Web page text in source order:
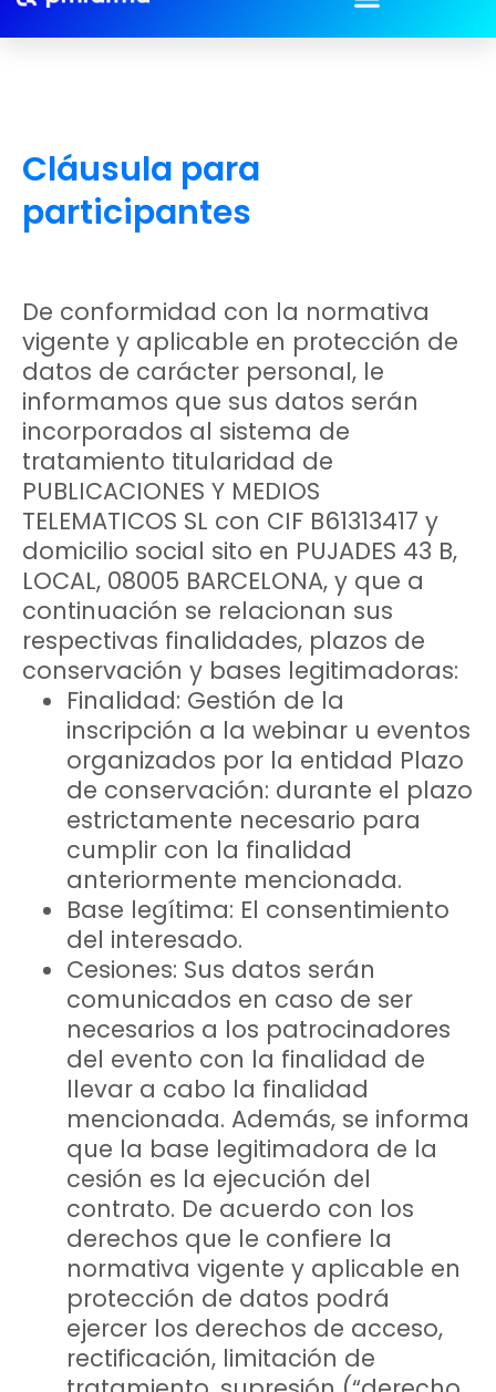
Cláusula para
participantes
De conformidad con la normativa
vigente y aplicable en protección de
datos de carácter personal, le
informamos que sus datos serán
incorporados al sistema de
tratamiento titularidad de
PUBLICACIONES Y MEDIOS
TELEMATICOS SL con CIF B61313417 y
domicilio social sito en PUJADES 43 B,
LOCAL, 08005 BARCELONA, y que a
continuación se relacionan sus
respectivas finalidades, plazos de
conservación y bases legitimadoras:
Finalidad: Gestión de la
inscripción a la webinar u eventos
organizados por la entidad Plazo
de conservación: durante el plazo
estrictamente necesario para
cumplir con la finalidad
anteriormente mencionada.
Base legítima: El consentimiento
del interesado.
Cesiones: Sus datos serán
comunicados en caso de ser
necesarios a los patrocinadores
del evento con la finalidad de
llevar a cabo la finalidad
mencionada. Además, se informa
que la base legitimadora de la
cesión es la ejecución del
contrato. De acuerdo con los
derechos que le confiere la
normativa vigente y aplicable en
protección de datos podrá
ejercer los derechos de acceso,
rectificación, limitación de